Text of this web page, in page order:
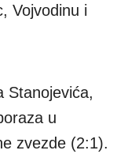
Vojvodinu i
Stanojevića,
u
zvezde (2:1).